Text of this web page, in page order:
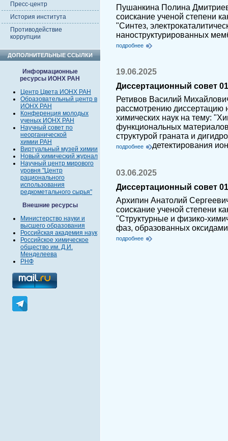
Пресс-центр
История института
Противодействие
коррупции
ДОПОЛНИТЕЛЬНЫЕ ССЫЛКИ
Информационные
ресурсы ИОНХ РАН
Центр Цвета ИОНХ РАН
Образовательный центр в
ИОНХ РАН
Конференция молодых
ученых ИОНХ РАН
Научный совет по
неорганической
химии РАН
Виртуальный музей химии
Новый химический журнал
Научный центр мирового
уровня "Центр
рационального
использования
редкометального сырья"
Внешние ресурсы
Министерство науки и
высшего образования
Российская академия наук
Российское химическое
общество им. Д.И.
Менделеева
РНФ
Пушанкина Полина
соискание ученой степени
"Синтез,
наноструктурированных
подробнее
19.06.2025
Диссертационный совет
Ретивов Василий
рассмотрению диссертацию
химических наук на тему:
функциональных
структурой граната и
детектирования
подробнее
03.06.2025
Диссертационный совет
Архипин Анатолий
соискание ученой степени
"Структурные и физико-
фаз, образованных
подробнее